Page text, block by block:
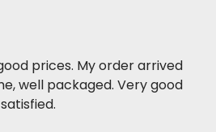
prices. My order arrived
well packaged. Very good